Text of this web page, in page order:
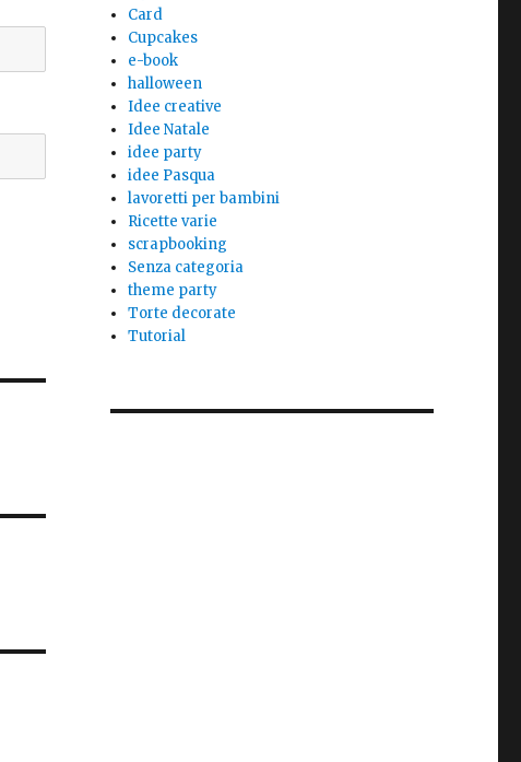
Card
Cupcakes
e-book
halloween
Idee creative
Idee Natale
idee party
idee Pasqua
lavoretti per bambini
Ricette varie
scrapbooking
Senza categoria
theme party
Torte decorate
Tutorial